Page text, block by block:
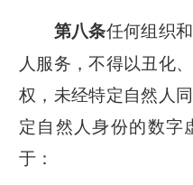
第八条任何组织
人服务，不得以丑化
权，未经特定自然人
定自然人身份的数字
于：